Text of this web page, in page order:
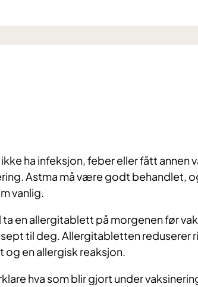
ha infeksjon, feber eller fått annen
Astma må være godt behandlet,
vanlig.
en allergitablett på morgenen før
til deg. Allergitabletten reduserer
en allergisk reaksjon.
hva som blir gjort under